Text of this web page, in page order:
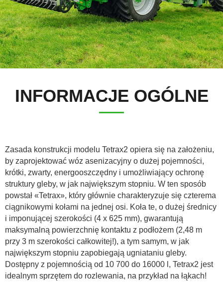
Česká republika
Srpski
한국의
日本語
中文
Português
INFORMACJE OGÓLNE
Zasada konstrukcji modelu Tetrax2 opiera się na założeniu,
by zaprojektować wóz asenizacyjny o dużej pojemności,
krótki, zwarty, energooszczędny i umożliwiający ochronę
struktury gleby, w jak największym stopniu. W ten sposób
powstał «Tetrax», który głównie charakteryzuje się czterema
ciągnikowymi kołami na jednej osi. Koła te, o dużej średnicy
i imponującej szerokości (4 x 625 mm), gwarantują
maksymalną powierzchnię kontaktu z podłożem (2,48 m
przy 3 m szerokości całkowitej!), a tym samym, w jak
największym stopniu zapobiegają ugniataniu gleby.
Dostępny z pojemnością od 10 700 do 16000 l, Tetrax2 jest
idealnym sprzętem do rozlewania, na przykład na łąkach!